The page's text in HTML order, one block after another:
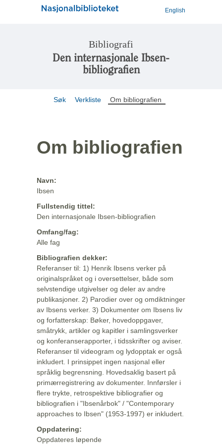
English
Bibliografi
Den internasjonale Ibsen-
bibliografien
Søk Verkliste Om bibliografien
Om bibliografien
Navn:
Ibsen
Fullstendig tittel:
Den internasjonale Ibsen-bibliografien
Omfang/fag:
Alle fag
Bibliografien dekker:
Referanser til: 1) Henrik Ibsens verker på
originalspråket og i oversettelser, både som
selvstendige utgivelser og deler av andre
publikasjoner. 2) Parodier over og omdiktninger
av Ibsens verker. 3) Dokumenter om Ibsens liv
og forfatterskap: Bøker, hovedoppgaver,
småtrykk, artikler og kapitler i samlingsverker
og konferanserapporter, i tidsskrifter og aviser.
Referanser til videogram og lydopptak er også
inkludert. I prinsippet ingen nasjonal eller
språklig begrensning. Hovedsaklig basert på
primærregistrering av dokumenter. Innførsler i
flere trykte, retrospektive bibliografier og
bibliografien i "Ibsenårbok" / "Contemporary
approaches to Ibsen" (1953-1997) er inkludert.
Oppdatering:
Oppdateres løpende